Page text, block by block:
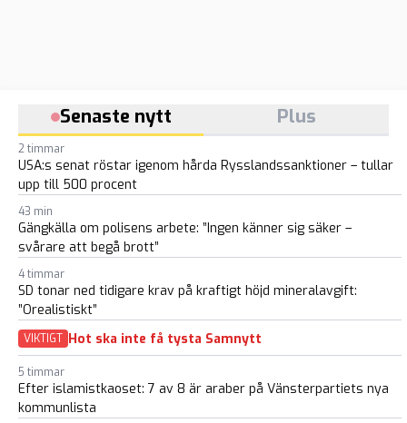
Senaste nytt Plus
2 timmar
USA:s senat röstar igenom hårda Rysslandssanktioner – tullar
upp till 500 procent
43 min
Gängkälla om polisens arbete: ”Ingen känner sig säker –
svårare att begå brott”
4 timmar
SD tonar ned tidigare krav på kraftigt höjd mineralavgift:
”Orealistiskt”
VIKTIGT Hot ska inte få tysta Samnytt
5 timmar
Efter islamistkaoset: 7 av 8 är araber på Vänsterpartiets nya
kommunlista